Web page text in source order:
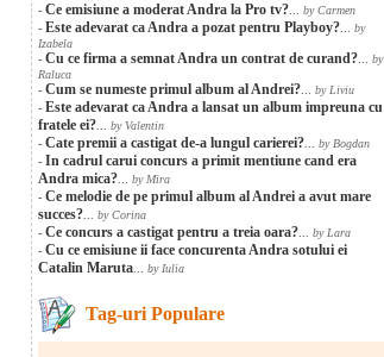
- Ce emisiune a moderat Andra la Pro tv?
by Carmen
- Este adevarat ca Andra a pozat pentru Playboy?
by
Izabela
- Cu ce firma a semnat Andra un contrat de curand?
by
Raluca
- Cum se numeste primul album al Andrei?
by Liviu
- Este adevarat ca Andra a lansat un album impreuna cu
fratele ei?
by Valentin
- Cate premii a castigat de-a lungul carierei?
by Bogdan
- In cadrul carui concurs a primit mentiune cand era
Andra mica?
by Mira
- Ce melodie de pe primul album al Andrei a avut mare
succes?
by Corina
- Ce concurs a castigat pentru a treia oara?
by Lara
- Cu ce emisiune ii face concurenta Andra sotului ei
Catalin Maruta
by Iulia
Tag-uri Populare